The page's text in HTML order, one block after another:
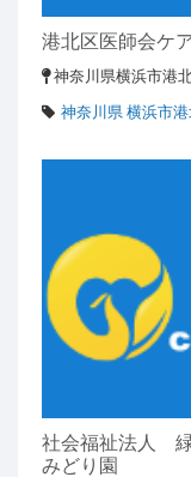
港北区医師会ケ
神奈川県横浜市港
神奈川県 横浜市
社会福祉法人
みどり園